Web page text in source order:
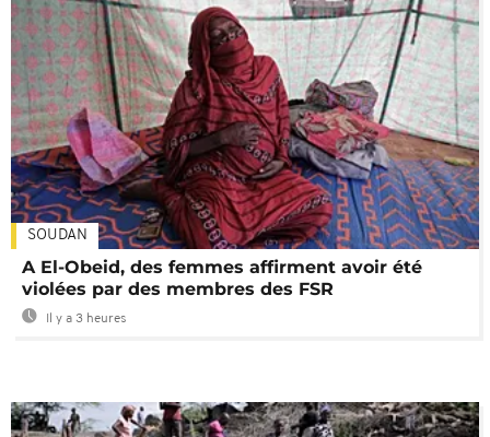
SOUDAN
A El-Obeid, des femmes affirment avoir été
violées par des membres des FSR
Il y a 3 heures